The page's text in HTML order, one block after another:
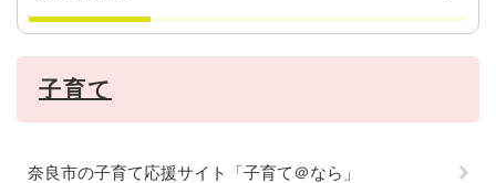
子育て
奈良市の子育て応援サイト「子育て＠なら」